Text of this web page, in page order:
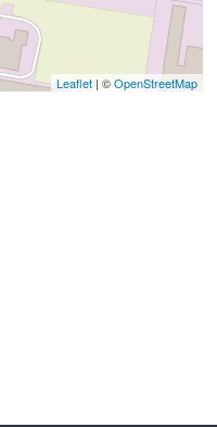
Leaflet| ©OpenStreetMap